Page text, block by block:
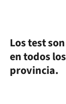
Los test
en todos
provincia.